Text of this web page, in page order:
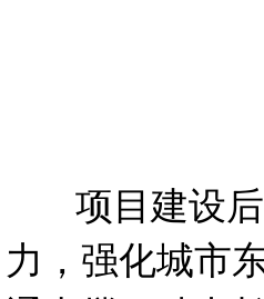
项目建设后
力，强化城市